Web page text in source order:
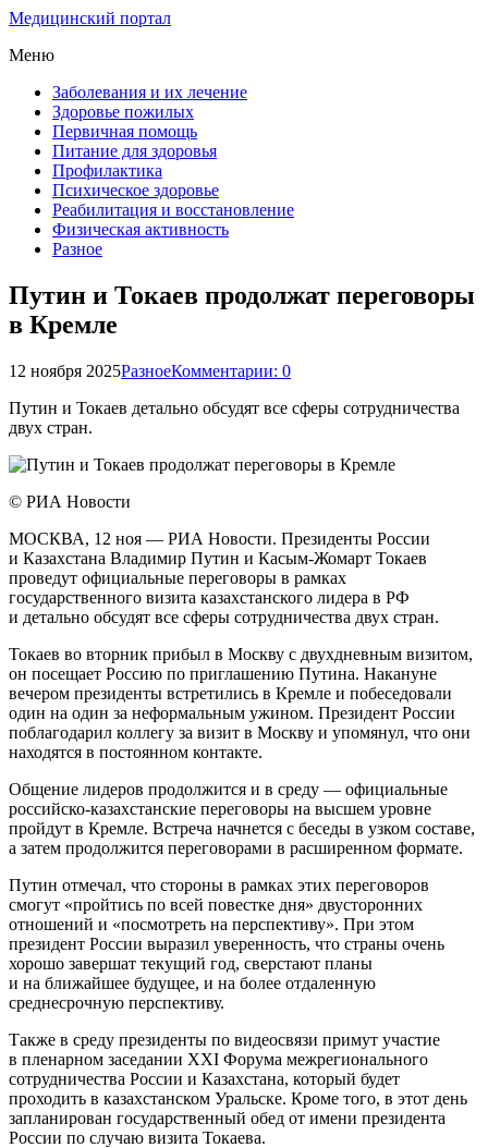
Медицинский портал
Меню
Заболевания и их лечение
Здоровье пожилых
Первичная помощь
Питание для здоровья
Профилактика
Психическое здоровье
Реабилитация и восстановление
Физическая активность
Разное
Путин и Токаев продолжат переговоры
в Кремле
12 ноября 2025РазноеКомментарии: 0
Путин и Токаев детально обсудят все сферы сотрудничества
двух стран.
© РИА Новости
МОСКВА, 12 ноя — РИА Новости. Президенты России
и Казахстана Владимир Путин и Касым-Жомарт Токаев
проведут официальные переговоры в рамках
государственного визита казахстанского лидера в РФ
и детально обсудят все сферы сотрудничества двух стран.
Токаев во вторник прибыл в Москву с двухдневным визитом,
он посещает Россию по приглашению Путина. Накануне
вечером президенты встретились в Кремле и побеседовали
один на один за неформальным ужином. Президент России
поблагодарил коллегу за визит в Москву и упомянул, что они
находятся в постоянном контакте.
Общение лидеров продолжится и в среду — официальные
российско-казахстанские переговоры на высшем уровне
пройдут в Кремле. Встреча начнется с беседы в узком составе,
а затем продолжится переговорами в расширенном формате.
Путин отмечал, что стороны в рамках этих переговоров
смогут «пройтись по всей повестке дня» двусторонних
отношений и «посмотреть на перспективу». При этом
президент России выразил уверенность, что страны очень
хорошо завершат текущий год, сверстают планы
и на ближайшее будущее, и на более отдаленную
среднесрочную перспективу.
Также в среду президенты по видеосвязи примут участие
в пленарном заседании XXI Форума межрегионального
сотрудничества России и Казахстана, который будет
проходить в казахстанском Уральске. Кроме того, в этот день
запланирован государственный обед от имени президента
России по случаю визита Токаева.